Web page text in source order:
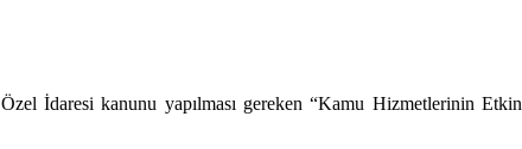
İdaresi kanunu yapılması gereken “Kamu Hizmetlerinin Etkin